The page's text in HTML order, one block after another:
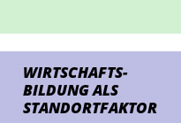
WIRTSCHAFTS­
BILDUNG ALS
STANDORTFAKTOR